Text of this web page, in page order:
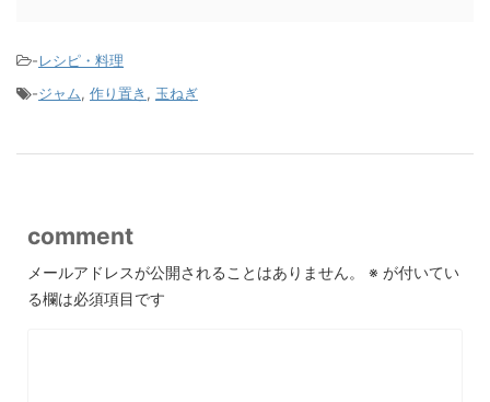
-レシピ・料理
-ジャム, 作り置き , 玉ねぎ
comment
メールアドレスが公開されることはありません。 ※ が付いてい
る欄は必須項目です